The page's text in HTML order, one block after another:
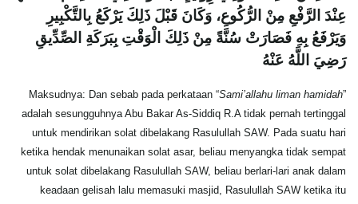
عِنْدَ الرَّفْعِ مِنْ الرُّكُوعِ، وَكَانَ قَبْلَ ذَلِكَ يَرْكَعُ بِالتَّكْبِيرِ
وَيَرْفَعُ بِهِ فَصَارَتْ سُنَّةً مِنْ ذَلِكَ الْوَقْتِ بِبَرَكَةِ الصِّدِّيقِ
رَضِيَ اللَّهُ عَنْهُ
Maksudnya: Dan sebab pada perkataan “Sami’allahu liman hamidah”
adalah sesungguhnya Abu Bakar As-Siddiq R.A tidak pernah tertinggal
untuk mendirikan solat dibelakang Rasulullah SAW. Pada suatu hari
ketika hendak menunaikan solat asar, beliau menyangka tidak sempat
untuk solat dibelakang Rasulullah SAW, beliau berlari-lari anak dalam
keadaan gelisah lalu memasuki masjid, Rasulullah SAW ketika itu